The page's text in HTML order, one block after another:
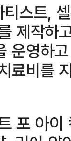
스트,
제작하
운영하
료비를
포 아